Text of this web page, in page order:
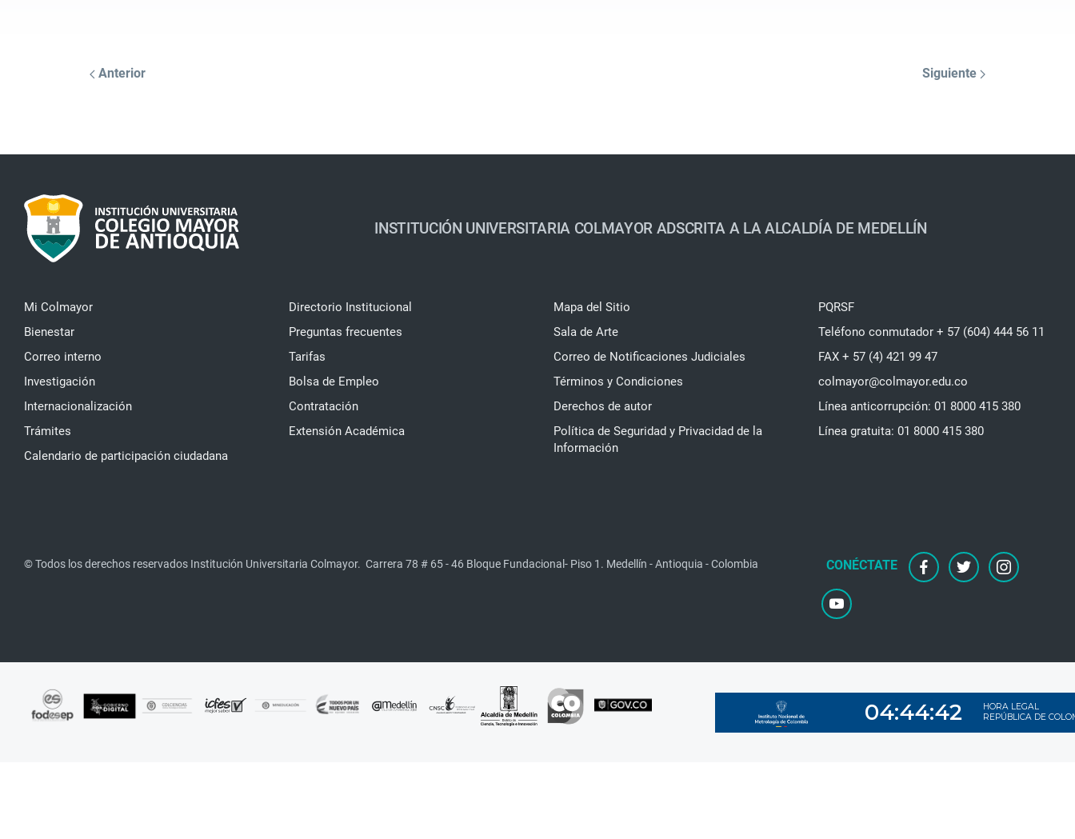
Anterior Siguiente
INSTITUCIÓN UNIVERSITARIA COLMAYOR ADSCRITA A LA ALCALDÍA DE MEDELLÍN
Mi Colmayor
Bienestar
Correo interno
Investigación
Internacionalización
Trámites
Calendario de participación ciudadana
Directorio Institucional
Preguntas frecuentes
Tarifas
Bolsa de Empleo
Contratación
Extensión Académica
Mapa del Sitio
Sala de Arte
Correo de Notificaciones Judiciales
Términos y Condiciones
Derechos de autor
Política de Seguridad y Privacidad de la
Información
PQRSF
Teléfono conmutador + 57 (604) 444 56 11
FAX + 57 (4) 421 99 47
colmayor@colmayor.edu.co
Línea anticorrupción: 01 8000 415 380
Línea gratuita: 01 8000 415 380
© Todos los derechos reservados Institución Universitaria Colmayor. Carrera 78 # 65 - 46 Bloque Fundacional- Piso 1. Medellín - Antioquia - Colombia